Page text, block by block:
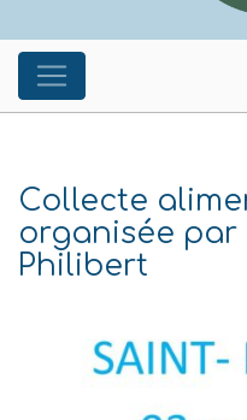
Collecte
organisée par
Philibert